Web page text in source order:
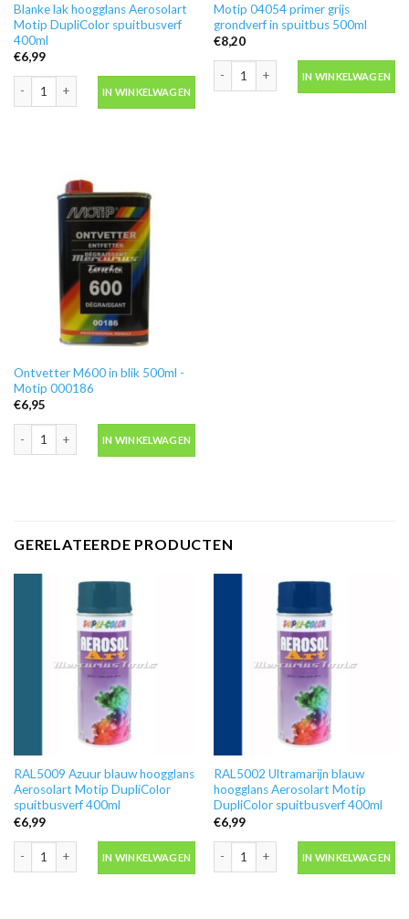
Blanke lak hoogglans Aerosolart
Motip DupliColor spuitbusverf
400ml
€6,99
Blanke lak hoogglans Aerosolart Motip DupliColor spuitbusverf 400ml
IN WINKELWAGEN
Motip 04054 primer grijs
grondverf in spuitbus 500ml
€8,20
IN WINKELWAGEN
Ontvetter M600 in blik 500ml -
Motip 000186
€6,95
Ontvetter M600 in blik 500ml -Motip 000186 aantal
IN WINKELWAGEN
GERELATEERDE PRODUCTEN
RAL5009 Azuur blauw hoogglans
Aerosolart Motip DupliColor
spuitbusverf 400ml
€6,99
IN WINKELWAGEN
RAL5002 Ultramarijn blauw
hoogglans Aerosolart Motip
DupliColor spuitbusverf 400ml
€6,99
IN WINKELWAGEN